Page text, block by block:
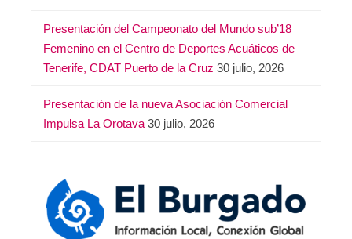
Presentación del Campeonato del Mundo sub’18
Femenino en el Centro de Deportes Acuáticos de
Tenerife, CDAT Puerto de la Cruz 30 julio, 2026
Presentación de la nueva Asociación Comercial
Impulsa La Orotava 30 julio, 2026